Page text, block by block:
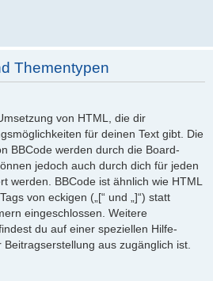
Thementypen
von HTML, die dir
für deinen Text gibt. Die
BBCode werden durch die Board-
jedoch auch durch dich für jeden
werden. BBCode ist ähnlich wie HTML
von eckigen („[“ und „]“) statt
eingeschlossen. Weitere
du auf einer speziellen Hilfe-
aus zugänglich ist.